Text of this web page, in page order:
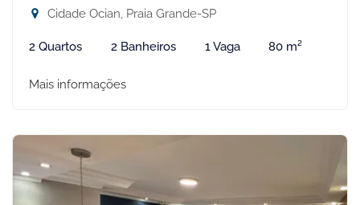
Cidade Ocian, Praia Grande-SP
2 Quartos 2 Banheiros 1 Vaga 80 m²
Mais informações